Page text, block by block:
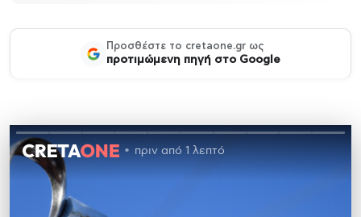
Προσθέστε το cretaone.gr ως
προτιμώμενη πηγή στο Google
πριν από 1 λεπτό